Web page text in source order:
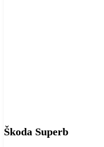
Škoda Superb